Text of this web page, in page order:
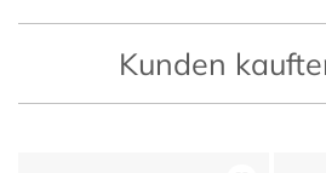
Kunden